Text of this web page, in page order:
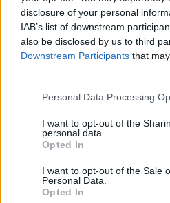
disclosure of your personal
IAB’s list of downstream
also be disclosed by us to third
Downstream Participants that
Personal Data Processing
I want to opt-out of the
personal data.
Opted In
I want to opt-out of the Sale
Personal Data.
Opted In
Design e Things,
anche da Loperfido , che ne è
Foffani , Chief Strategy and
Gruppo — spiegadel Biancoa
ideativa e produttiva di
sono in arrivodue nuovi titoli
alternative sul fronte creativo,
anche alcune gare insieme.
DUDE, che ovviamente può